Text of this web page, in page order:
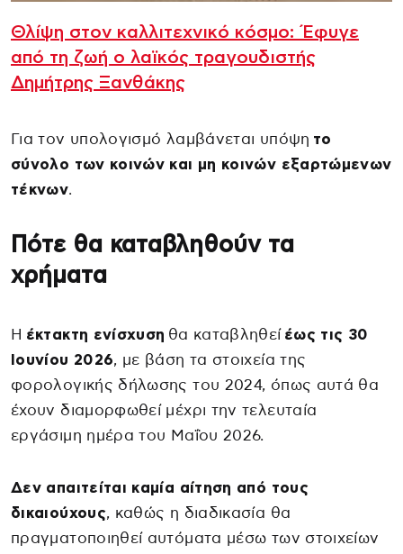
Θλίψη στον καλλιτεχνικό κόσμο: Έφυγε
από τη ζωή ο λαϊκός τραγουδιστής
Δημήτρης Ξανθάκης
Για τον υπολογισμό λαμβάνεται υπόψη το
σύνολο των κοινών και μη κοινών εξαρτώμενων
τέκνων.
Πότε θα καταβληθούν τα
χρήματα
Η έκτακτη ενίσχυση θα καταβληθεί έως τις 30
Ιουνίου 2026, με βάση τα στοιχεία της
φορολογικής δήλωσης του 2024, όπως αυτά θα
έχουν διαμορφωθεί μέχρι την τελευταία
εργάσιμη ημέρα του Μαΐου 2026.
Δεν απαιτείται καμία αίτηση από τους
δικαιούχους, καθώς η διαδικασία θα
πραγματοποιηθεί αυτόματα μέσω των στοιχείων